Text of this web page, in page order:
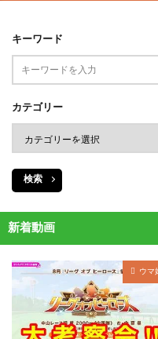
キーワード
カテゴリー
検索
新着動画
ウマ